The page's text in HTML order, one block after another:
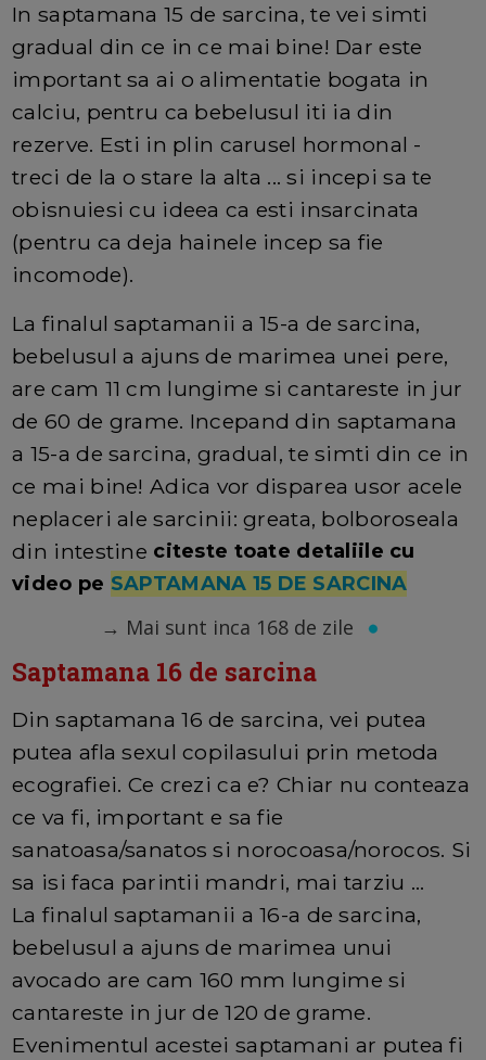
In saptamana 15 de sarcina, te vei simti
gradual din ce in ce mai bine! Dar este
important sa ai o alimentatie bogata in
calciu, pentru ca bebelusul iti ia din
rezerve. Esti in plin carusel hormonal -
treci de la o stare la alta ... si incepi sa te
obisnuiesi cu ideea ca esti insarcinata
(pentru ca deja hainele incep sa fie
incomode).
La finalul saptamanii a 15-a de sarcina,
bebelusul a ajuns de marimea unei pere,
are cam 11 cm lungime si cantareste in jur
de 60 de grame. Incepand din saptamana
a 15-a de sarcina, gradual, te simti din ce in
ce mai bine! Adica vor disparea usor acele
neplaceri ale sarcinii: greata, bolboroseala
din intestine citeste toate detaliile cu
video pe SAPTAMANA 15 DE SARCINA
→ Mai sunt inca 168 de zile
Saptamana 16 de sarcina
Din saptamana 16 de sarcina, vei putea
putea afla sexul copilasului prin metoda
ecografiei. Ce crezi ca e? Chiar nu conteaza
ce va fi, important e sa fie
sanatoasa/sanatos si norocoasa/norocos. Si
sa isi faca parintii mandri, mai tarziu ...
La finalul saptamanii a 16-a de sarcina,
bebelusul a ajuns de marimea unui
avocado are cam 160 mm lungime si
cantareste in jur de 120 de grame.
Evenimentul acestei saptamani ar putea fi